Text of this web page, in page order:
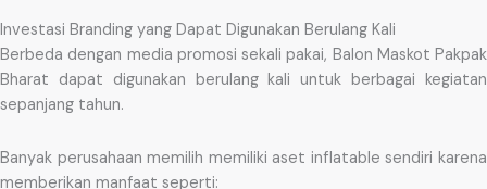
Investasi Branding yang Dapat Digunakan Berulang Kali
Berbeda dengan media promosi sekali pakai, Balon Maskot Pakpak
Bharat dapat digunakan berulang kali untuk berbagai kegiatan
sepanjang tahun.
Banyak perusahaan memilih memiliki aset inflatable sendiri karena
memberikan manfaat seperti: